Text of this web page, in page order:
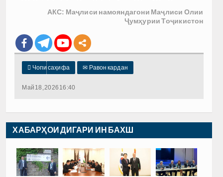
АКС: Маҷлиси намояндагони Маҷлиси Олии
Ҷумҳурии Тоҷикистон
 Чопи саҳифа ✉ Равон кардан
Май 18, 2026 16:40
ХАБАРҲОИ ДИГАРИ ИН БАХШ